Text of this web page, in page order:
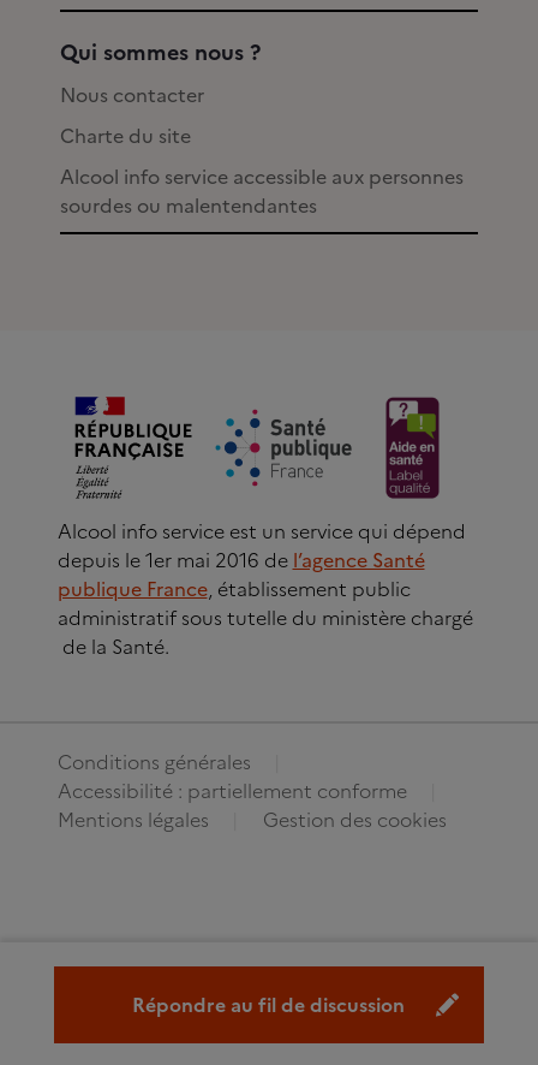
Répondre au fil de discussion
Qui sommes nous ?
Nous contacter
Charte du site
Alcool info service accessible aux personnes
sourdes ou malentendantes
Alcool info service est un service qui dépend
depuis le 1er mai 2016 de l’agence Santé
publique France, établissement public
administratif sous tutelle du ministère chargé
de la Santé.
Conditions générales
Accessibilité : partiellement conforme
Mentions légales
Gestion des cookies